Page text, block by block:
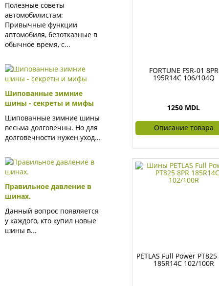
Полезные советы
автомобилистам:
Привычные функции
автомобиля, безотказные в
обычное время, с...
Шипованные зимние
шины - секреты и мифы
Шипованные зимние шины
весьма долговечны. Но для
долговечности нужен уход...
Правильное давление в
шинах.
Данный вопрос появляется
у каждого, кто купил новые
шины в...
FORTUNE FSR-01 8PR
195R14C 106/104Q
1250 MDL
Описание товара
PETLAS Full Power PT825
185R14C 102/100R